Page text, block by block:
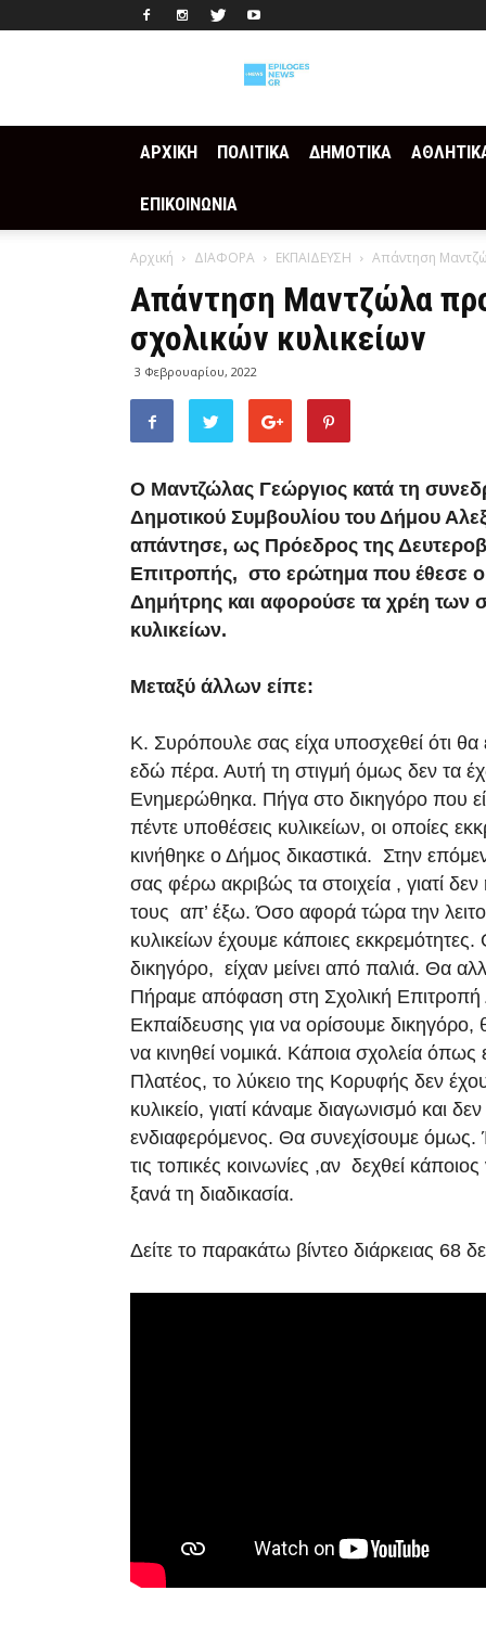
ΑΡΧΙΚΗ ΠΟΛΙΤΙΚΑ ΔΗΜΟΤΙΚΑ
ΕΠΙΚΟΙΝΩΝΙΑ
Αρχική ΔΙΑΦΟΡΑ ΕΚΠΑΙΔΕΥΣΗ Απάντηση
Απάντηση Μαντζώλα
σχολικών κυλικείων
3 Φεβρουαρίου, 2022
Ο Μαντζώλας Γεώργιος κατά τη
Δημοτικού Συμβουλίου του Δήμου
απάντησε, ως Πρόεδρος της
Επιτροπής, στο ερώτημα που έθεσε
Δημήτρης και αφορούσε τα χρέη των
κυλικείων.
Μεταξύ άλλων είπε:
Κ. Συρόπουλε σας είχα υποσχεθεί ότι θα
εδώ πέρα. Αυτή τη στιγμή όμως δεν τα
Ενημερώθηκα. Πήγα στο δικηγόρο που
πέντε υποθέσεις κυλικείων, οι οποίες
κινήθηκε ο Δήμος δικαστικά. Στην
σας φέρω ακριβώς τα στοιχεία , γιατί
τους απ’ έξω. Όσο αφορά τώρα την
κυλικείων έχουμε κάποιες εκκρεμότητες.
δικηγόρο, είχαν μείνει από παλιά. Θα
Πήραμε απόφαση στη Σχολική Επιτροπή
Εκπαίδευσης για να ορίσουμε δικηγόρο,
να κινηθεί νομικά. Κάποια σχολεία όπως
Πλατέος, το λύκειο της Κορυφής δεν
κυλικείο, γιατί κάναμε διαγωνισμό και
ενδιαφερόμενος. Θα συνεχίσουμε όμως.
τις τοπικές κοινωνίες ,αν δεχθεί
ξανά τη διαδικασία.
Δείτε το παρακάτω βίντεο διάρκειας 68